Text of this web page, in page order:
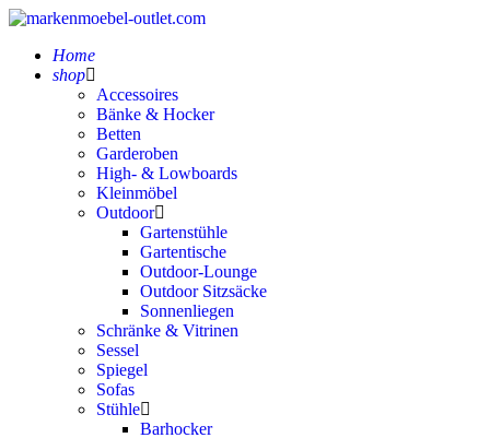
Home
shop
Accessoires
Bänke & Hocker
Betten
Garderoben
High- & Lowboards
Kleinmöbel
Outdoor
Gartenstühle
Gartentische
Outdoor-Lounge
Outdoor Sitzsäcke
Sonnenliegen
Schränke & Vitrinen
Sessel
Spiegel
Sofas
Stühle
Barhocker